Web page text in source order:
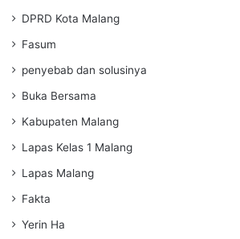
DPRD Kota Malang
Fasum
penyebab dan solusinya
Buka Bersama
Kabupaten Malang
Lapas Kelas 1 Malang
Lapas Malang
Fakta
Yerin Ha